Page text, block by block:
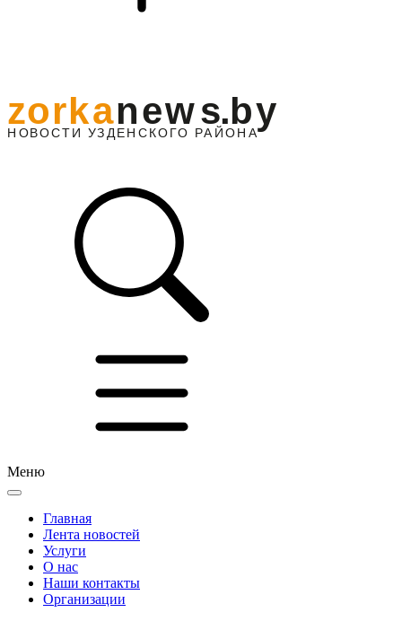
Меню
Главная
Лента новостей
Услуги
О нас
Наши контакты
Организации